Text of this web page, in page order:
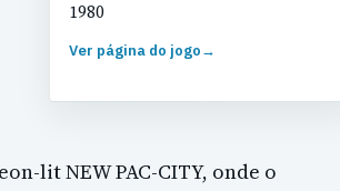
1980
Ver página do jogo→
lit NEW PAC-CITY, onde o